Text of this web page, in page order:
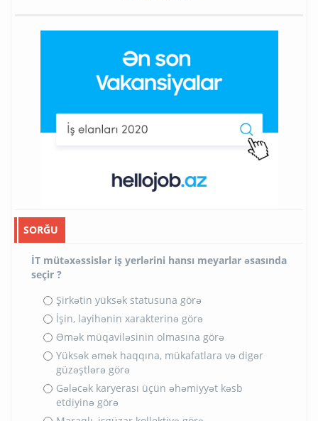
SORĞU
İT mütəxəssislər iş yerlərini hansı meyarlar əsasında
seçir ?
Şirkətin yüksək statusuna görə
İşin, layihənin xarakterinə görə
Əmək müqaviləsinin olmasına görə
Yüksək əmək haqqına, mükafatlara və digər
güzəştlərə görə
Gələcək karyerası üçün əhəmiyyət kəsb
etdiyinə görə